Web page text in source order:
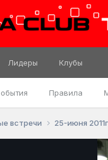
Правила
Лидеры Клубы
встречи 25-июня